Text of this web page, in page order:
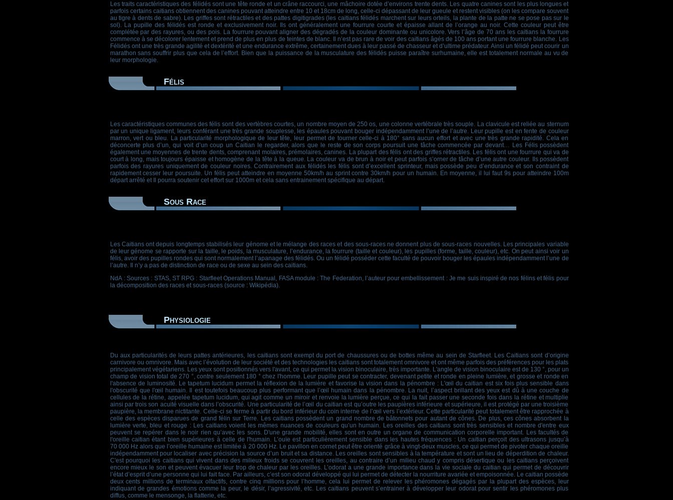
Les traits caractéristiques des félidés sont une tête ronde et un crâne raccourci, une mâchoire dotée d’environs trente dents. Les quatre canines sont les plus longues et
parfois certains caitians obtiennent des canines pouvant atteindre entre 10 et 18cm de long, celle-ci dépassant de leur gueule et restent visibles (on les compare souvent
au tigre à dents de sabre). Les griffes sont rétractiles et des pattes digitigrades (les caitians félidés marchent sur leurs orteils, la plante de la patte ne se pose pas sur le
sol). La pupille des félidés est ronde et exclusivement noir. Ils ont généralement une fourrure courte et épaisse allant de l’orange au noir. Cette couleur peut être
complétée par des rayures, ou des pois. La fourrure pouvant aligner des dégradés de la couleur dominante ou unicolore. Vers l’âge de 70 ans les caitians la fourrure
commence à se décolorer lentement et prend de plus en plus de teintes de blanc. Il n’est pas rare de voir des caitians âgés de 100 ans portant une fourrure blanche. Les
Félidés ont une très grande agilité et dextérité et une endurance extrême, certainement dues à leur passé de chasseur et d’ultime prédateur. Ainsi un félidé peut courir un
marathon sans souffrir plus que cela de l’effort. Bien que la puissance de la musculature des félidés puisse paraître surhumaine, elle est totalement normale au vu de
leur morphologie.
Félis
Les caractéristiques communes des félis sont des vertèbres courtes, un nombre moyen de 250 os, une colonne vertébrale très souple. La clavicule est reliée au sternum
par un unique ligament, leurs conférant une très grande souplesse, les épaules pouvant bouger indépendamment l’une de l’autre. Leur pupille est en fente de couleur
marron, vert ou bleu. La particularité morphologique de leur tête, leur permet de tourner celle-ci à 180° sans aucun effort et avec une très grande rapidité. Cela en
déconcerte plus d’un, qui voit d’un coup un Caitian le regarder, alors que le reste de son corps poursuit une tâche commencée par devant… Les Félis possèdent
également une moyennes de trente dents, comprenant molaires, prémolaires, canines. La plupart des félis ont des griffes rétractiles. Les félis ont une fourrure qui va de
court à long, mais toujours épaisse et homogène de la tête à la queue. La couleur va de brun à noir et peut parfois s’orner de tâche d’une autre couleur. Ils possèdent
parfois des rayures uniquement de couleur noires. Contrairement aux félidés les félis sont d’excellent sprinteur, mais possède peu d’endurance et son contraint de
rapidement cesser leur poursuite. Un félis peut atteindre en moyenne 50km/h au sprint contre 30km/h pour un humain. En moyenne, il lui faut 9s pour atteindre 100m
départ arrêté et Il pourra soutenir cet effort sur 1000m et cela sans entrainement spécifique au départ.
Sous Race
Les Caitians ont depuis longtemps stabilisés leur génome et le mélange des races et des sous-races ne donnent plus de sous-races nouvelles. Les principales variable
de leur génome se rapporte sur la taille, le poids, la musculature, l’endurance, la fourrure (taille et couleur), les pupilles (forme, taille, couleur), etc. On peut ainsi voir un
félis, avoir des pupilles rondes qui sont normalement l’apanage des félidés. Ou un félidé posséder cette faculté de pouvoir bouger les épaules indépendamment l’une de
l’autre. Il n’y a pas de distinction de race ou de sexe au sein des caitians.
NdA : Sources : STAS, ST RPG : Starfleet Operations Manual, FASA module : The Federation, l’auteur pour embellissement : Je me suis inspiré de nos félins et félis pour
la décomposition des races et sous-races (source : Wikipédia).
Physiologie
Du aux particularités de leurs pattes antérieures, les caitians sont exempt du port de chaussures ou de bottes même au sein de Starfleet. Les Caitians sont d’origine
carnivore ou omnivore. Mais avec l’évolution de leur société et des technologies les caitians sont totalement omnivore et ont même parfois des préférences pour les plats
principalement végétariens. Les yeux sont positionnés vers l'avant, ce qui permet la vision binoculaire, très importante. L'angle de vision binoculaire est de 130 °, pour un
champ de vision total de 270 °, contre seulement 180 ° chez l'homme. Leur pupille peut se contracter, devenant petite et ronde en pleine lumière, et grosse et ronde en
l'absence de luminosité. Le tapetum lucidum permet la réflexion de la lumière et favorise la vision dans la pénombre : L'œil du caitian est six fois plus sensible dans
l'obscurité que l'œil humain. Il est toutefois beaucoup plus performant que l’œil humain dans la pénombre. La nuit, l’aspect brillant des yeux est dû à une couche de
cellules de la rétine, appelée tapetum lucidum, qui agit comme un miroir et renvoie la lumière perçue, ce qui la fait passer une seconde fois dans la rétine et multiplie
ainsi par trois son acuité visuelle dans l’obscurité. Une particularité de l’œil du caitian est qu’outre les paupières inférieure et supérieure, il est protégé par une troisième
paupière, la membrane nictitante. Celle-ci se ferme à partir du bord inférieur du coin interne de l’œil vers l’extérieur. Cette particularité peut totalement être rapprochée à
celle des espèces disparues de grand félin sur Terre. Les caitians possèdent un grand nombre de bâtonnets pour autant de cônes. De plus, ces cônes absorbent la
lumière verte, bleu et rouge : Les caitians voient les mêmes nuances de couleurs qu’un humain. Les oreilles des caitians sont très sensibles et nombre d'entre eux
peuvent se repérer dans le noir rien qu’avec les sons. D'une grande mobilité, elles sont en outre un organe de communication corporelle important. Les facultés de
l'oreille caitian étant bien supérieures à celle de l'humain. L’ouïe est particulièrement sensible dans les hautes fréquences : Un caitian perçoit des ultrasons jusqu’à
70 000 Hz alors que l’oreille humaine est limitée à 20 000 Hz. Le pavillon en cornet peut être orienté grâce à vingt-deux muscles, ce qui permet de pivoter chaque oreille
indépendamment pour localiser avec précision la source d’un bruit et sa distance. Les oreilles sont sensibles à la température et sont un lieu de déperdition de chaleur.
C'est pourquoi les caitians qui vivent dans des milieux froids se couvrent les oreilles, au contraire d’un milieu chaud y compris désertique ou les caitians perçoivent
encore mieux le son et peuvent évacuer leur trop de chaleur par les oreilles. L’odorat a une grande importance dans la vie sociale du caitian qui permet de découvrir
l’état d’esprit d’une personne qui lui fait face. Par ailleurs, c’est son odorat développé qui lui permet de détecter la nourriture avariée et empoisonnée. Le caitian possède
deux cents millions de terminaux olfactifs, contre cinq millions pour l’homme, cela lui permet de relever les phéromones dégagés par la plupart des espèces, leur
indiquant de grandes émotions comme la peur, le désir, l’agressivité, etc. Les caitians peuvent s’entrainer à développer leur odorat pour sentir les phéromones plus
diffus, comme le mensonge, la flatterie, etc.